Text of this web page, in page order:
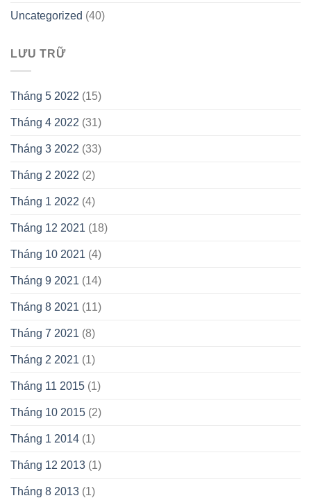
Uncategorized (40)
LƯU TRỮ
Tháng 5 2022 (15)
Tháng 4 2022 (31)
Tháng 3 2022 (33)
Tháng 2 2022 (2)
Tháng 1 2022 (4)
Tháng 12 2021 (18)
Tháng 10 2021 (4)
Tháng 9 2021 (14)
Tháng 8 2021 (11)
Tháng 7 2021 (8)
Tháng 2 2021 (1)
Tháng 11 2015 (1)
Tháng 10 2015 (2)
Tháng 1 2014 (1)
Tháng 12 2013 (1)
Tháng 8 2013 (1)